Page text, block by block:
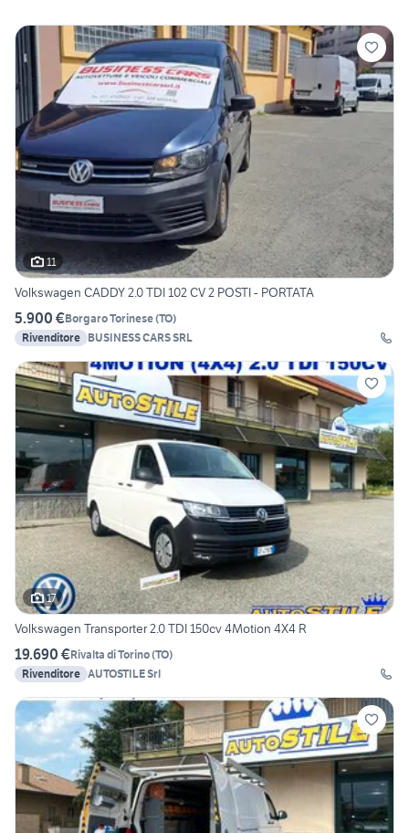
11
Volkswagen CADDY 2.0 TDI 102 CV 2 POSTI - PORTATA
5.900 €Borgaro Torinese(TO)
Rivenditore BUSINESS CARS SRL
17
Volkswagen Transporter 2.0 TDI 150cv 4Motion 4X4 R
19.690 €Rivalta di Torino(TO)
Rivenditore AUTOSTILE Srl